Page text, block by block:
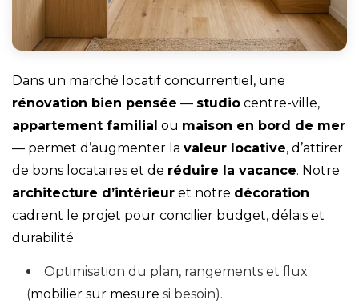
Dans un marché locatif concurrentiel, une
rénovation bien pensée — studio centre-ville,
appartement familial ou maison en bord de mer
— permet d’augmenter la valeur locative, d’attirer
de bons locataires et de réduire la vacance. Notre
architecture d’intérieur et notre décoration
cadrent le projet pour concilier budget, délais et
durabilité.
Optimisation du plan, rangements et flux
(mobilier sur mesure si besoin).